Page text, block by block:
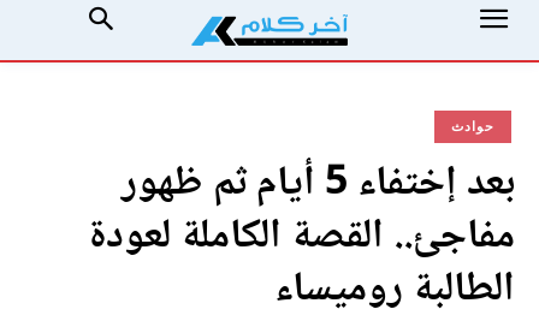
حوادث
بعد إختفاء 5 أيام ثم ظهور
مفاجئ.. القصة الكاملة لعودة
الطالبة روميساء